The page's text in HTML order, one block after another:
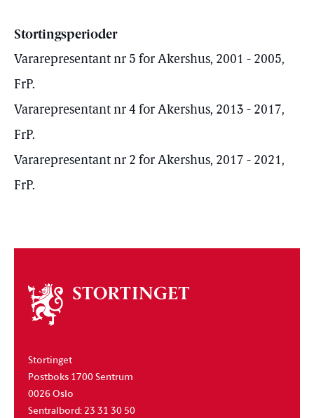
Stortingsperioder
Vararepresentant nr 5 for Akershus, 2001 - 2005,
FrP.
Vararepresentant nr 4 for Akershus, 2013 - 2017,
FrP.
Vararepresentant nr 2 for Akershus, 2017 - 2021,
FrP.
Om
stortinget
Stortinget
Postboks 1700 Sentrum
0026 Oslo
Sentralbord: 23 31 30 50